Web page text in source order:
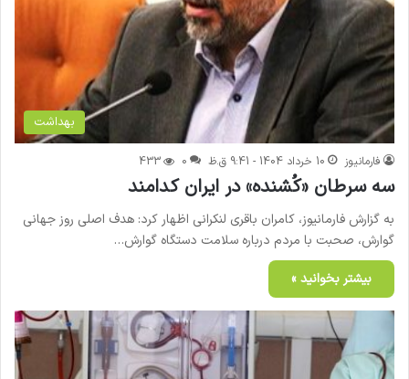
بهداشت
فارمانیوز 10 خرداد 1404 - 9:41 ق.ظ 0
433
سه سرطان «کُشنده» در ایران کدامند
به گزارش فارمانیوز، کامران باقری لنکرانی اظهار کرد: هدف اصلی روز جهانی
گوارش، صحبت با مردم درباره سلامت دستگاه گوارش…
بیشتر بخوانید »